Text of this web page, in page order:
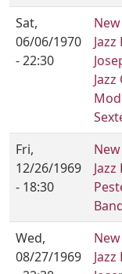
Sat,
06/06/1970
- 22:30
Fri,
12/26/1969
- 18:30
Wed,
08/27/1969